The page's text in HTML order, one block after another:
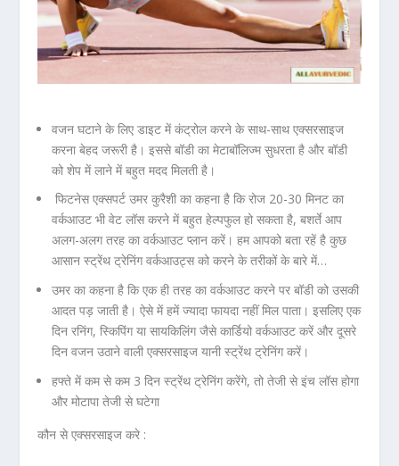
वजन घटाने के लिए डाइट में कंट्रोल करने के साथ-साथ एक्सरसाइज
करना बेहद जरूरी है। इससे बॉडी का मेटाबॉलिज्म सुधरता है और बॉडी
को शेप में लाने में बहुत मदद मिलती है।
फिटनेस एक्सपर्ट उमर कुरैशी का कहना है कि रोज 20-30 मिनट का
वर्कआउट भी वेट लॉस करने में बहुत हेल्पफुल हो सकता है, बशर्ते आप
अलग-अलग तरह का वर्कआउट प्लान करें। हम आपको बता रहें है कुछ
आसान स्ट्रेंथ ट्रेनिंग वर्कआउट्स को करने के तरीकों के बारे में…
उमर का कहना है कि एक ही तरह का वर्कआउट करने पर बॉडी को उसकी
आदत पड़ जाती है। ऐसे में हमें ज्यादा फायदा नहीं मिल पाता। इसलिए एक
दिन रनिंग, स्किपिंग या सायकिलिंग जैसे कार्डियो वर्कआउट करें और दूसरे
दिन वजन उठाने वाली एक्सरसाइज यानी स्ट्रेंथ ट्रेनिंग करें।
हफ्ते में कम से कम 3 दिन स्ट्रेंथ ट्रेनिंग करेंगे, तो तेजी से इंच लॉस होगा
और मोटापा तेजी से घटेगा
कौन से एक्सरसाइज करे :